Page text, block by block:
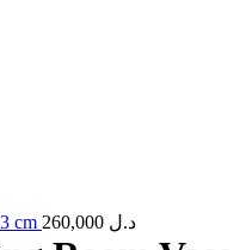
cm د.ل